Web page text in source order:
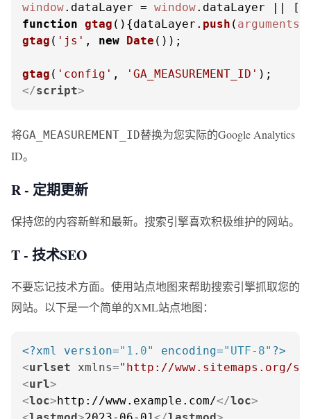
window. dataLayer = window. dataLayer
function gtag ( ){dataLayer. push ( arguments
gtag ( 'js' , new Date ());
gtag ( 'config' , 'GA_MEASUREMENT_ID'
</script>
将GA_MEASUREMENT_ID替换为您实际的Google Analytics
ID。
R - 定期更新
保持您的内容新鲜和最新。搜索引擎喜欢积极维护的网站。
T - 技术SEO
不要忘记技术方面。使用站点地图来帮助搜索引擎抓取您的
网站。以下是一个简单的XML站点地图：
<?xml version="1.0" encoding="UTF-8" ?>
<urlset xmlns="http://www.sitemaps.org/
<url>
<loc>http://www.example.com/</loc>